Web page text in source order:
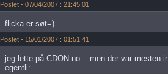
Postet - 07/04/2007 : 21:45:01
flicka er søt=)
Postet - 15/01/2007 : 01:51:41
jeg lette på CDON.no... men der var mesten
egentli: